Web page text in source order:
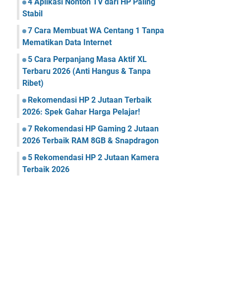
Stabil
7 Cara Membuat WA Centang 1 Tanpa
Mematikan Data Internet
5 Cara Perpanjang Masa Aktif XL
Terbaru 2026 (Anti Hangus & Tanpa
Ribet)
Rekomendasi HP 2 Jutaan Terbaik
2026: Spek Gahar Harga Pelajar!
7 Rekomendasi HP Gaming 2 Jutaan
2026 Terbaik RAM 8GB & Snapdragon
5 Rekomendasi HP 2 Jutaan Kamera
Terbaik 2026